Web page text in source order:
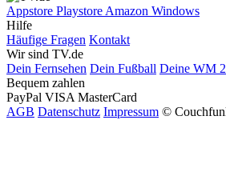
Appstore Playstore Amazon Windows
Hilfe
Häufige Fragen Kontakt
Wir sind TV.de
Dein Fernsehen Dein Fußball Deine WM
Bequem zahlen
PayPal VISA MasterCard
AGB Datenschutz Impressum ©